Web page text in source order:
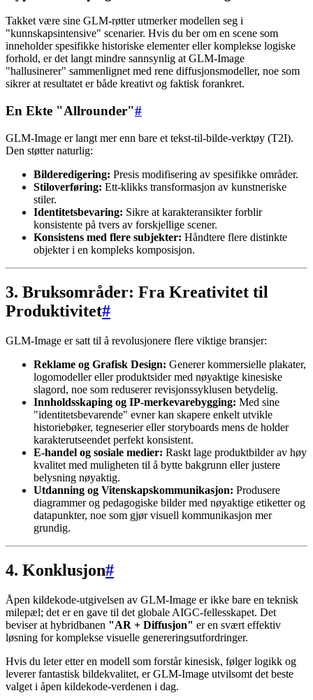
Takket være sine GLM-røtter utmerker modellen seg i
"kunnskapsintensive" scenarier. Hvis du ber om en scene som
inneholder spesifikke historiske elementer eller komplekse logiske
forhold, er det langt mindre sannsynlig at GLM-Image
"hallusinerer" sammenlignet med rene diffusjonsmodeller, noe som
sikrer at resultatet er både kreativt og faktisk forankret.
En Ekte "Allrounder"#
GLM-Image er langt mer enn bare et tekst-til-bilde-verktøy (T2I).
Den støtter naturlig:
Bilderedigering: Presis modifisering av spesifikke områder.
Stiloverføring: Ett-klikks transformasjon av kunstneriske
stiler.
Identitetsbevaring: Sikre at karakteransikter forblir
konsistente på tvers av forskjellige scener.
Konsistens med flere subjekter: Håndtere flere distinkte
objekter i en kompleks komposisjon.
3. Bruksområder: Fra Kreativitet til
Produktivitet#
GLM-Image er satt til å revolusjonere flere viktige bransjer:
Reklame og Grafisk Design: Generer kommersielle plakater,
logomodeller eller produktsider med nøyaktige kinesiske
slagord, noe som reduserer revisjonssyklusen betydelig.
Innholdsskaping og IP-merkevarebygging: Med sine
"identitetsbevarende" evner kan skapere enkelt utvikle
historiebøker, tegneserier eller storyboards mens de holder
karakterutseendet perfekt konsistent.
E-handel og sosiale medier: Raskt lage produktbilder av høy
kvalitet med muligheten til å bytte bakgrunn eller justere
belysning nøyaktig.
Utdanning og Vitenskapskommunikasjon: Produsere
diagrammer og pedagogiske bilder med nøyaktige etiketter og
datapunkter, noe som gjør visuell kommunikasjon mer
grundig.
4. Konklusjon#
Åpen kildekode-utgivelsen av GLM-Image er ikke bare en teknisk
milepæl; det er en gave til det globale AIGC-fellesskapet. Det
beviser at hybridbanen "AR + Diffusjon" er en svært effektiv
løsning for komplekse visuelle genereringsutfordringer.
Hvis du leter etter en modell som forstår kinesisk, følger logikk og
leverer fantastisk bildekvalitet, er GLM-Image utvilsomt det beste
valget i åpen kildekode-verdenen i dag.